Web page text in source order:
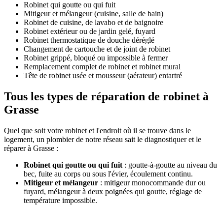
Robinet qui goutte ou qui fuit
Mitigeur et mélangeur (cuisine, salle de bain)
Robinet de cuisine, de lavabo et de baignoire
Robinet extérieur ou de jardin gelé, fuyard
Robinet thermostatique de douche déréglé
Changement de cartouche et de joint de robinet
Robinet grippé, bloqué ou impossible à fermer
Remplacement complet de robinet et robinet mural
Tête de robinet usée et mousseur (aérateur) entartré
Tous les types de réparation de robinet à
Grasse
Quel que soit votre robinet et l'endroit où il se trouve dans le
logement, un plombier de notre réseau sait le diagnostiquer et le
réparer à Grasse :
Robinet qui goutte ou qui fuit : goutte-à-goutte au niveau du
bec, fuite au corps ou sous l'évier, écoulement continu.
Mitigeur et mélangeur : mitigeur monocommande dur ou
fuyard, mélangeur à deux poignées qui goutte, réglage de
température impossible.